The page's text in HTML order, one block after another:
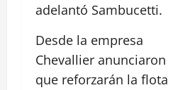
adelantó Sambucetti.
Desde la empresa
Chevallier anunciaron
que reforzarán la flota